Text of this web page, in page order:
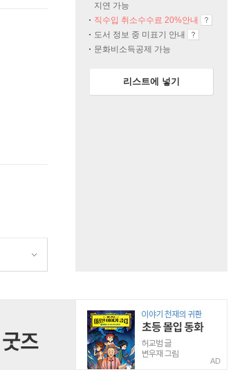
지연 가능
직수입 취소수수료 20%안내
도서 정보 중 미표기 안내
문화비소득공제 가능
리스트에 넣기
AD